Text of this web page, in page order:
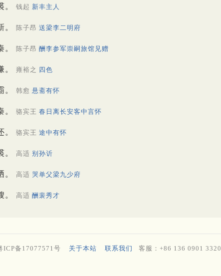
。 钱起 新丰主人
。 陈子昂 送梁李二明府
。 陈子昂 酬李参军崇嗣旅馆见赠
。 雍裕之 四色
。 韩愈 悬斋有怀
。 骆宾王 春日离长安客中言怀
。 骆宾王 途中有怀
。 高适 别孙䜣
。 高适 哭单父梁九少府
。 高适 酬裴秀才
ICP备17077571号 关于本站 联系我们 客服：+86 136 0901 3320